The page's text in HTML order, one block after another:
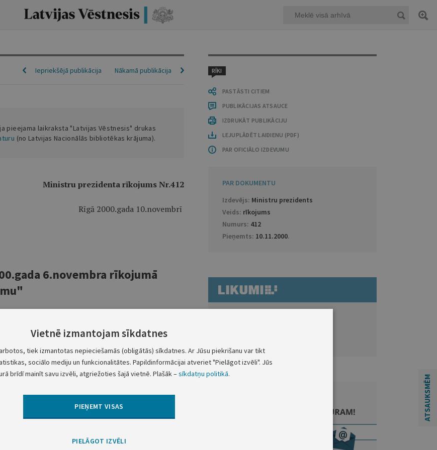
RĪKI
PASTĀSTI CITIEM
PUBLIKĀCIJAS ATSAUCE
IZDRUKĀT PUBLIKĀCIJU
LEJUPLĀDĒT LAIDIENU (PDF)
PAR OFICIĀLO IZDEVUMU
PAR DOKUMENTU
Izdevējs: Ministru prezidents
Veids: rīkojums
Numurs: 412
Pieņemts: 10.11.2000.
Nākamā publikācija
Iepriekšējā publikācija
pieejama laikraksta "Latvijas Vēstnesis" drukas
(no Latvijas Nacionālās bibliotēkas krājuma).
Ministru prezidenta rīkojums Nr.412
Rīgā 2000.gada 10.novembrī
6.novembra rīkojumā
rīkojumā Nr.401 "Par M.Segliņa komandējumu"
aizstāt 1.punktā vārdus "no 11.novembra līdz
Ministru prezidents A.Bērziņš
ATSAUKSMĒM
Vietnē izmantojam sīkdatnes
tiek izmantotas nepieciešamās (obligātās) sīkdatnes. Ar Jūsu piekrišanu var tikt
sociālo mediju un funkcionalitātes. Papildinformācijai atveriet "Pielāgot izvēli". Jūs
brīdī mainīt savu izvēli, atgriežoties šajā vietnē. Plašāk –sīkdatņu politikā.
PIEŅEMT VISAS
PIELĀGOT IZVĒLI